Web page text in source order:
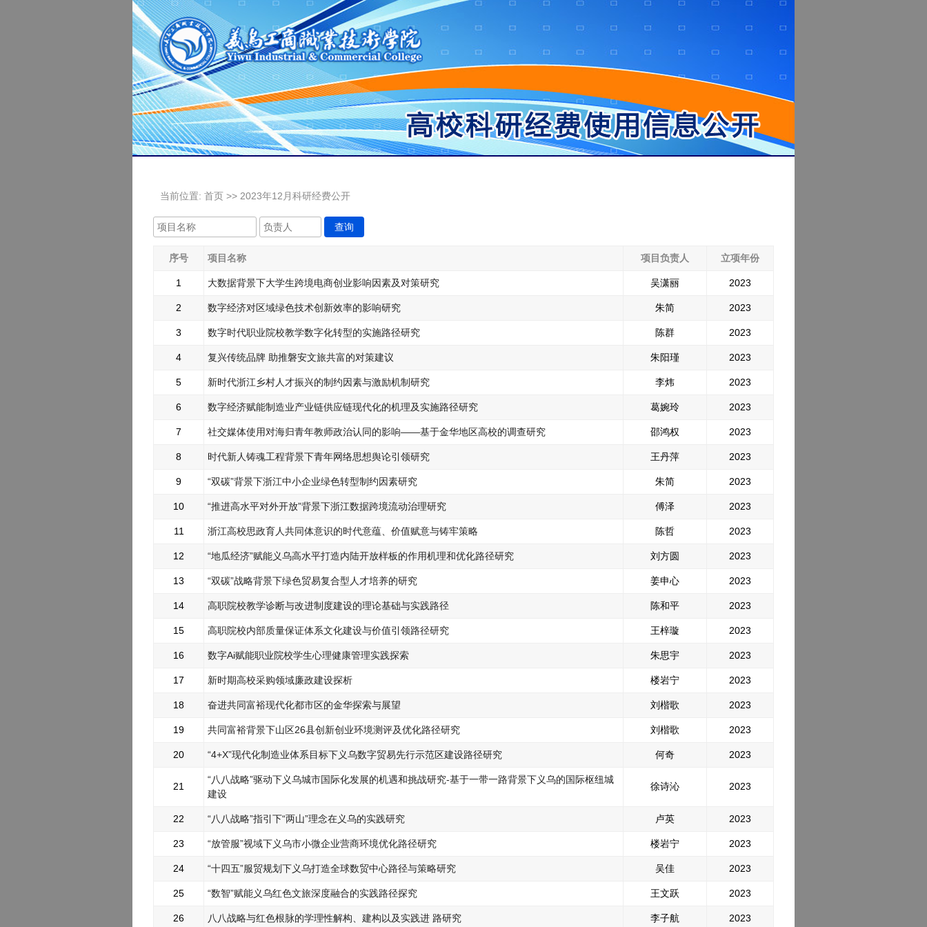
当前位置: 首页 >> 2023年12月科研经费公开
查询
序号 项目名称 项目负责人 立项年份
1 大数据背景下大学生跨境电商创业影响因素及对策研究 吴潇丽 2023
2 数字经济对区域绿色技术创新效率的影响研究 朱简 2023
3 数字时代职业院校教学数字化转型的实施路径研究 陈群 2023
4 复兴传统品牌 助推磐安文旅共富的对策建议 朱阳瑾 2023
5 新时代浙江乡村人才振兴的制约因素与激励机制研究 李炜 2023
6 数字经济赋能制造业产业链供应链现代化的机理及实施路径研究 葛婉玲 2023
7 社交媒体使用对海归青年教师政治认同的影响——基于金华地区高校的调查研究 邵鸿权 2023
8 时代新人铸魂工程背景下青年网络思想舆论引领研究 王丹萍 2023
9 “双碳”背景下浙江中小企业绿色转型制约因素研究 朱简 2023
10 “推进高水平对外开放”背景下浙江数据跨境流动治理研究 傅泽 2023
11 浙江高校思政育人共同体意识的时代意蕴、价值赋意与铸牢策略 陈哲 2023
12 “地瓜经济”赋能义乌高水平打造内陆开放样板的作用机理和优化路径研究 刘方圆 2023
13 “双碳”战略背景下绿色贸易复合型人才培养的研究 姜申心 2023
14 高职院校教学诊断与改进制度建设的理论基础与实践路径 陈和平 2023
15 高职院校内部质量保证体系文化建设与价值引领路径研究 王梓璇 2023
16 数字Ai赋能职业院校学生心理健康管理实践探索 朱思宇 2023
17 新时期高校采购领域廉政建设探析 楼岩宁 2023
18 奋进共同富裕现代化都市区的金华探索与展望 刘楷歌 2023
19 共同富裕背景下山区26县创新创业环境测评及优化路径研究 刘楷歌 2023
20 “4+X”现代化制造业体系目标下义乌数字贸易先行示范区建设路径研究 何奇 2023
21
“八八战略”驱动下义乌城市国际化发展的机遇和挑战研究-基于一带一路背景下义乌的国际枢纽城
建设
徐诗沁 2023
22 “八八战略”指引下“两山”理念在义乌的实践研究 卢英 2023
23 “放管服”视域下义乌市小微企业营商环境优化路径研究 楼岩宁 2023
24 “十四五”服贸规划下义乌打造全球数贸中心路径与策略研究 吴佳 2023
25 “数智”赋能义乌红色文旅深度融合的实践路径探究 王文跃 2023
26 八八战略与红色根脉的学理性解构、建构以及实践进 路研究 李子航 2023